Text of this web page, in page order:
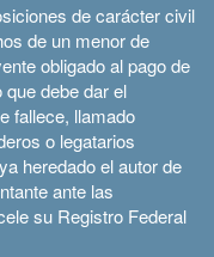
de carácter civil
de un menor de
obligado al pago de
debe dar el
fallece, llamado
o legatarios
heredado el autor de
ante las
su Registro Federal